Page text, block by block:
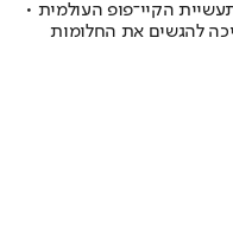
- לכתיבה לתעשיית הקיי־פופ העולמית •
להגשים את החלומות